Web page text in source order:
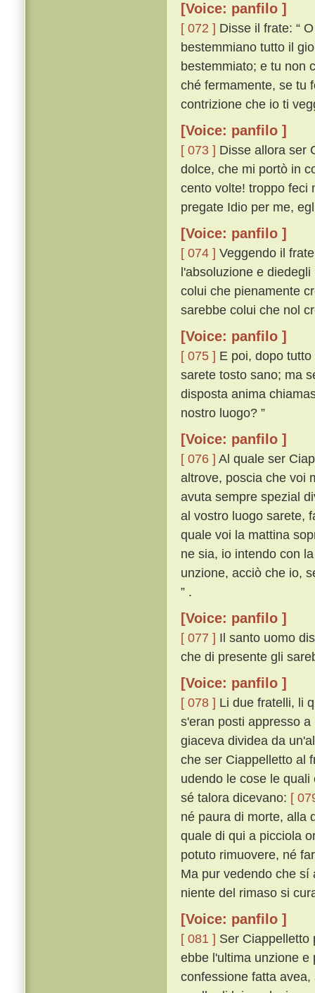
[Voice: panfilo ]
[ 072 ] Disse il frate: “
bestemmiano tutto il
bestemmiato; e tu non
ché fermamente, se tu
contrizione che io ti
[Voice: panfilo ]
[ 073 ] Disse allora ser
dolce, che mi portò in
cento volte! troppo feci
pregate Idio per me,
[Voice: panfilo ]
[ 074 ] Veggendo il
l'absoluzione e
colui che pienamente
sarebbe colui che nol
[Voice: panfilo ]
[ 075 ] E poi, dopo
sarete tosto sano; ma
disposta anima
nostro luogo? ”
[Voice: panfilo ]
[ 076 ] Al quale ser
altrove, poscia che voi
avuta sempre spezial
al vostro luogo sarete,
quale voi la mattina
ne sia, io intendo con
unzione, acciò che io,
” .
[Voice: panfilo ]
[ 077 ] Il santo uomo
che di presente gli
[Voice: panfilo ]
[ 078 ] Li due fratelli, li
s'eran posti appresso
giaceva dividea da
che ser Ciappelletto al
udendo le cose le
sé talora dicevano: [
né paura di morte, alla
quale di qui a picciola
potuto rimuovere, né
Ma pur vedendo che sí
niente del rimaso si
[Voice: panfilo ]
[ 081 ] Ser Ciappelletto
ebbe l'ultima unzione
confessione fatta